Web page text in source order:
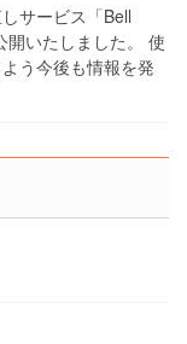
サービス「Bell
開いたしました。 使
う今後も情報を発